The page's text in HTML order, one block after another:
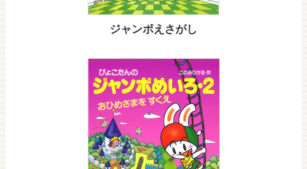
ジャンボえさがし